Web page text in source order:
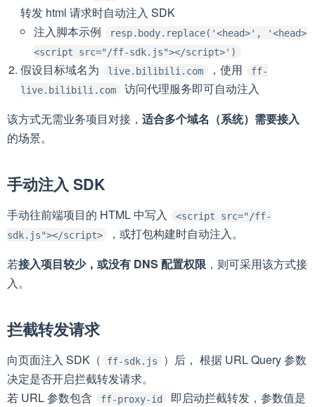
转发 html 请求时自动注入 SDK
注入脚本示例
resp.body.replace('<head>', '<head>
<script src="/ff-sdk.js"></script>')
假设目标域名为 live.bilibili.com ，使用
ff-
live.bilibili.com
访问代理服务即可自动注入
该方式无需业务项目对接， 适合多个域名（系统）需要接入
的场景。
手动注入 SDK
手动往前端项目的 HTML 中写入
<script src="/ff-
sdk.js"></script>
，或打包构建时自动注入。
若接入项目较少，或没有 DNS 配置权限 ，则可采用该方式接
入。
拦截转发请求
向页面注入 SDK（ ff-sdk.js
）后， 根据 URL Query 参数
决定是否开启拦截转发请求。
若 URL 参数包含
ff-proxy-id
即启动拦截转发，参数值是